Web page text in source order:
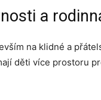
a
na klidné a
děti více prostoru